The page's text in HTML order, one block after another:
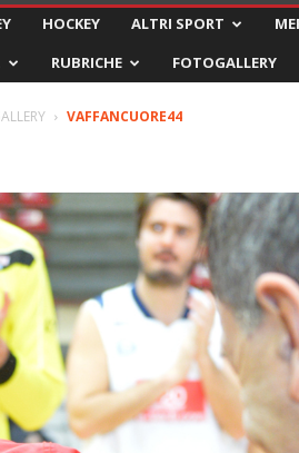
HOCKEY ALTRI SPORT
RUBRICHE FOTOGALLERY
VAFFANCUORE44